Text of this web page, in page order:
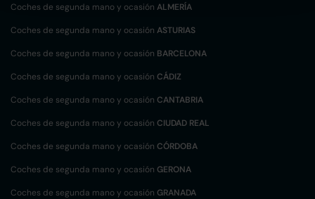
Coches de segunda mano y ocasión ALMERÍA
Coches de segunda mano y ocasión ASTURIAS
Coches de segunda mano y ocasión BARCELONA
Coches de segunda mano y ocasión CÁDIZ
Coches de segunda mano y ocasión CANTABRIA
Coches de segunda mano y ocasión CIUDAD REAL
Coches de segunda mano y ocasión CÓRDOBA
Coches de segunda mano y ocasión GERONA
Coches de segunda mano y ocasión GRANADA